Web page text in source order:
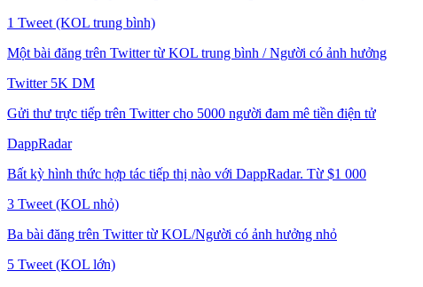
1 Tweet (KOL trung bình)
Một bài đăng trên Twitter từ KOL trung bình / Người có ảnh hưởng
Twitter 5K DM
Gửi thư trực tiếp trên Twitter cho 5000 người đam mê tiền điện tử
DappRadar
Bất kỳ hình thức hợp tác tiếp thị nào với DappRadar. Từ $1 000
3 Tweet (KOL nhỏ)
Ba bài đăng trên Twitter từ KOL/Người có ảnh hưởng nhỏ
5 Tweet (KOL lớn)